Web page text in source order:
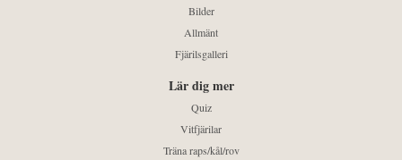
Bilder
Allmänt
Fjärilsgalleri
Lär dig mer
Quiz
Vitfjärilar
Träna raps/kål/rov